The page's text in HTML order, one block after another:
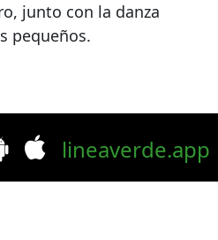
junto con la danza
pequeños.
lineaverde.app